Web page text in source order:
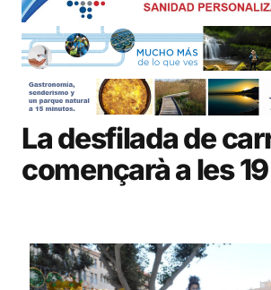
La desfilada de
començarà a les